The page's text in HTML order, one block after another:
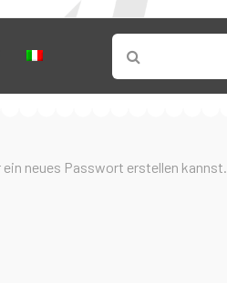
neues Passwort erstellen kannst.